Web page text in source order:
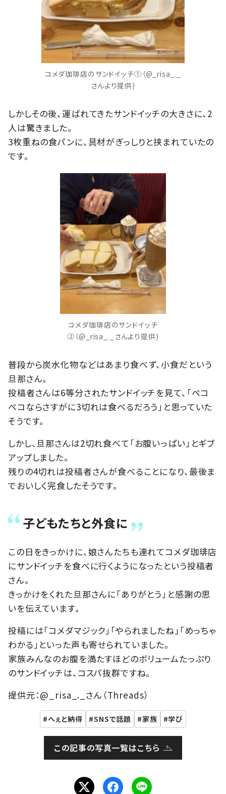
コメダ珈琲店のサンドイッチ①（@_risa_._
さんより提供)
しかしその後、運ばれてきたサンドイッチの大きさに、2
人は驚きました。
3枚重ねの食パンに、具材がぎっしりと挟まれていたの
です。
コメダ珈琲店のサンドイッチ
②（@_risa_._さんより提供)
普段から炭水化物などはあまり食べず、小食だという
旦那さん。
投稿者さんは6等分されたサンドイッチを見て、「ペコ
ペコならさすがに3切れは食べるだろう」と思っていた
そうです。
しかし、旦那さんは2切れ食べて「お腹いっぱい」とギブ
アップしました。
残りの4切れは投稿者さんが食べることになり、最後ま
でおいしく完食したそうです。
子どもたちと外食に
この日をきっかけに、娘さんたちも連れてコメダ珈琲店
にサンドイッチを食べに行くようになったという投稿者
さん。
きっかけをくれた旦那さんに「ありがとう」と感謝の思
いを伝えています。
投稿には「コメダマジック」「やられましたね」「めっちゃ
わかる」といった声も寄せられていました。
家族みんなのお腹を満たすほどのボリュームたっぷり
のサンドイッチは、コスパ抜群ですね。
提供元：@_risa_._さん（Threads）
へぇと納得 SNSで話題 家族 学び
この記事の写真一覧はこちら